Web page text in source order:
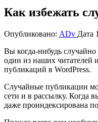
Как избежать
Опубликовано: ADv Дата
Вы когда-нибудь
один из наших читателей
публикаций в WordPress.
Случайные публикации
сети и в рассылку. Когда
даже проиндексирована